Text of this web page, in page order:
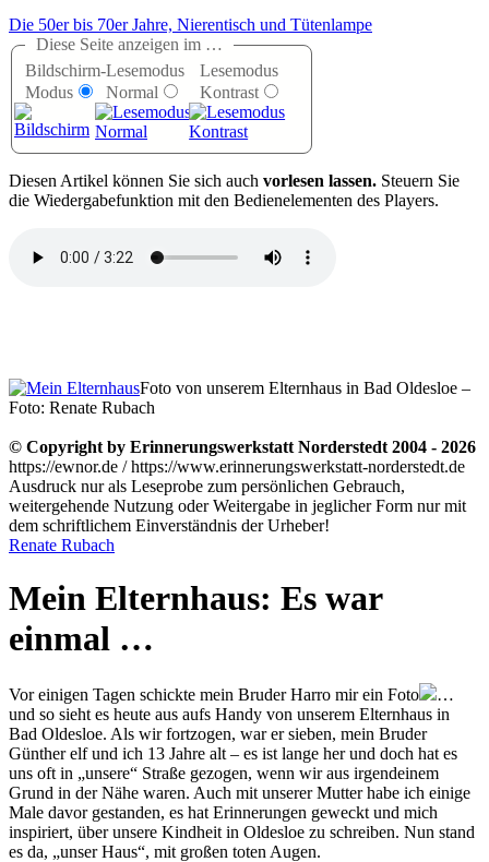
Die 50er bis 70er Jahre, Nierentisch und Tütenlampe
Diese Seite anzeigen im …
Bildschirm-
Modus
Lesemodus
Normal
Lesemodus
Kontrast
Diesen Artikel können Sie sich auch vorlesen lassen. Steuern Sie
die Wiedergabefunktion mit den Bedienelementen des Players.
Foto von unserem Elternhaus in Bad Oldesloe –
Foto: Renate Rubach
© Copyright by Erinnerungswerkstatt Norderstedt 2004 - 2026
https://ewnor.de / https://www.erinnerungswerkstatt-norderstedt.de
Ausdruck nur als Leseprobe zum persönlichen Gebrauch,
weitergehende Nutzung oder Weitergabe in jeglicher Form nur mit
dem schriftlichem Einverständnis der Urheber!
Renate Rubach
Mein Elternhaus: Es war
einmal …
Vor einigen Tagen schickte mein Bruder Harro mir ein Foto
…
und so sieht es heute aus aufs Handy von unserem Elternhaus in
Bad Oldesloe. Als wir fortzogen, war er sieben, mein Bruder
Günther elf und ich 13 Jahre alt – es ist lange her und doch hat es
uns oft in
unsere
Straße gezogen, wenn wir aus irgendeinem
Grund in der Nähe waren. Auch mit unserer Mutter habe ich einige
Male davor gestanden, es hat Erinnerungen geweckt und mich
inspiriert, über unsere Kindheit in Oldesloe zu schreiben. Nun stand
es da,
unser Haus , mit großen toten Augen.